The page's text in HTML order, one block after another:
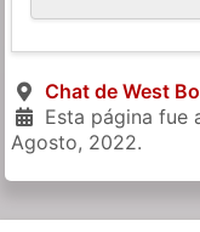
Chat de West
Esta página fue
Agosto, 2022.